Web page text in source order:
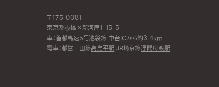
〒175-0081
東京都板橋区新河岸1-15-5
車：首都高速5号池袋線 中台ICから約3.4km
電車：都営三田線高島平駅,JR埼京線浮間舟渡駅